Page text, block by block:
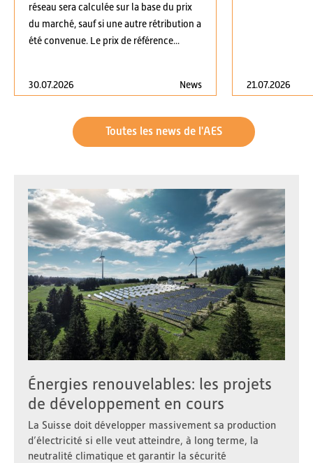
réseau sera calculée sur la base du prix
du marché, sauf si une autre rétribution a
été convenue. Le prix de référence...
30.07.2026 News 21.07.2026
Toutes les news de l'AES
Énergies renouvelables: les projets
de développement en cours
La Suisse doit développer massivement sa production
d’électricité si elle veut atteindre, à long terme, la
neutralité climatique et garantir la sécurité